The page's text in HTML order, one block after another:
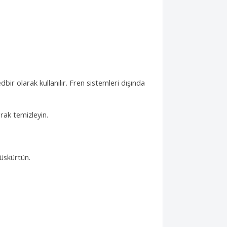
olarak kullanılır. Fren sistemleri dışında
temizleyin.